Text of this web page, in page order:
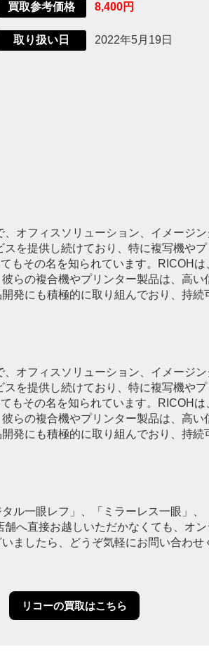
買取参考価格 8,400円
取り扱い日 2022年5月19日
オフィスソリューション、イメージ
を提供し続けており、特に複写機やプ
もその名を知られています。RICOH
らの複合機やプリンター製品は、高
発にも積極的に取り組んでおり、持
オフィスソリューション、イメージ
を提供し続けており、特に複写機やプ
もその名を知られています。RICOH
らの複合機やプリンター製品は、高
発にも積極的に取り組んでおり、持
ル一眼レフ」、「ミラーレス一眼」
へ直接お越しいただかなくても、オ
ましたら、どうぞ気軽にお問い合わせ
リコーの買取はこちら